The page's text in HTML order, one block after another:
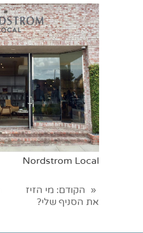
Nordstrom Local
« הקודם: מי הזיז
את הסניף שלי?